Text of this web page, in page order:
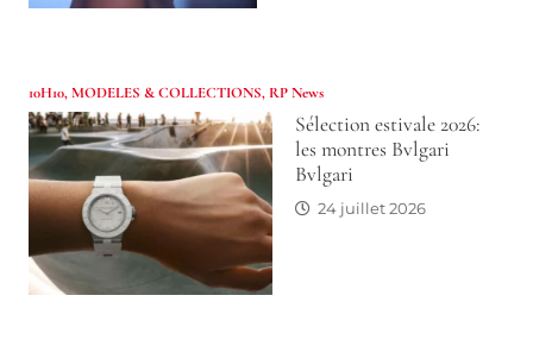
10H10,MODELES & COLLECTIONS, RP News
Sélection estivale 2026:
les montres Bvlgari
Bvlgari
24 juillet 2026